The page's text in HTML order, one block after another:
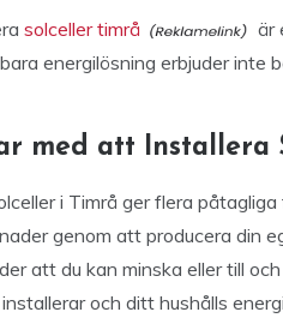
solceller timrå
är
energilösning erbjuder inte
med att Installera
i Timrå ger flera
genom att producera din
att du kan minska eller till
och ditt hushålls